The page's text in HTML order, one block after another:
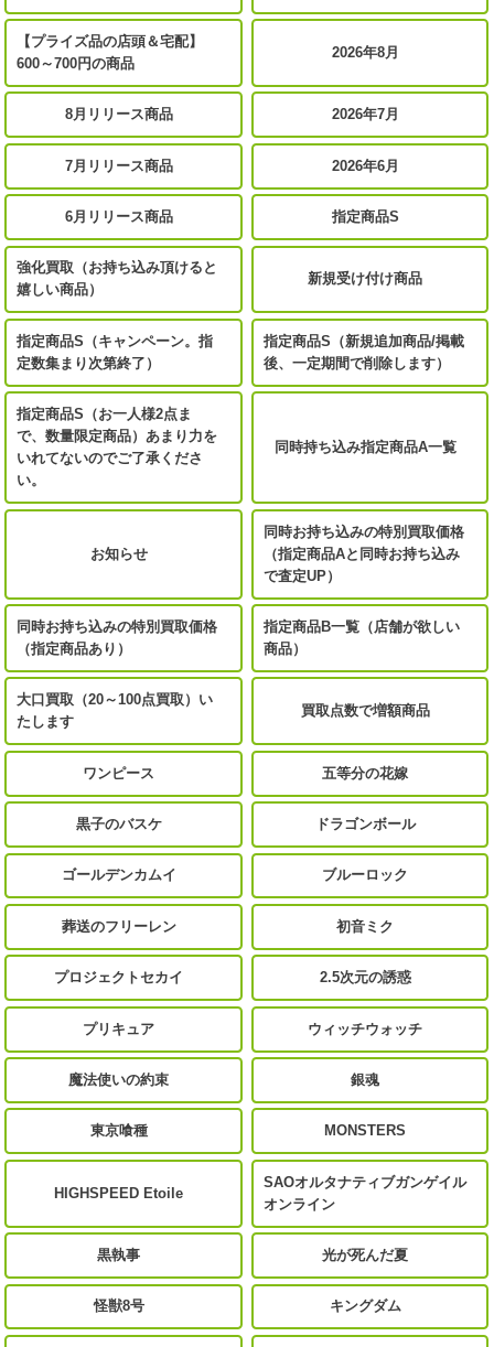
【プライズ品の店頭＆宅配】
600～700円の商品
2026年8月
8月リリース商品 2026年7月
7月リリース商品 2026年6月
6月リリース商品 指定商品S
強化買取（お持ち込み頂けると
嬉しい商品）
新規受け付け商品
指定商品S（キャンペーン。指
定数集まり次第終了）
指定商品S（新規追加商品/掲載
後、一定期間で削除します）
指定商品S（お一人様2点ま
で、数量限定商品）あまり力を
いれてないのでご了承くださ
い。
同時持ち込み指定商品A一覧
お知らせ
同時お持ち込みの特別買取価格
（指定商品Aと同時お持ち込み
で査定UP）
同時お持ち込みの特別買取価格
（指定商品あり）
指定商品B一覧（店舗が欲しい
商品）
大口買取（20～100点買取）い
たします
買取点数で増額商品
ワンピース 五等分の花嫁
黒子のバスケ ドラゴンボール
ゴールデンカムイ ブルーロック
葬送のフリーレン 初音ミク
プロジェクトセカイ 2.5次元の誘惑
プリキュア ウィッチウォッチ
魔法使いの約束 銀魂
東京喰種 MONSTERS
HIGHSPEED Etoile
SAOオルタナティブガンゲイル
オンライン
黒執事 光が死んだ夏
怪獣8号 キングダム